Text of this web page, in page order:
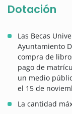
Dotación
Las Becas
Ayuntamiento
compra de
pago de
un medio
el 15 de
La cantidad